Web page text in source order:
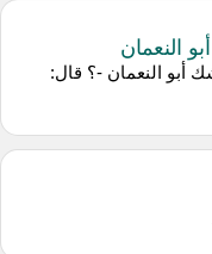
النعمان
أبو النعمان -؟ قال: